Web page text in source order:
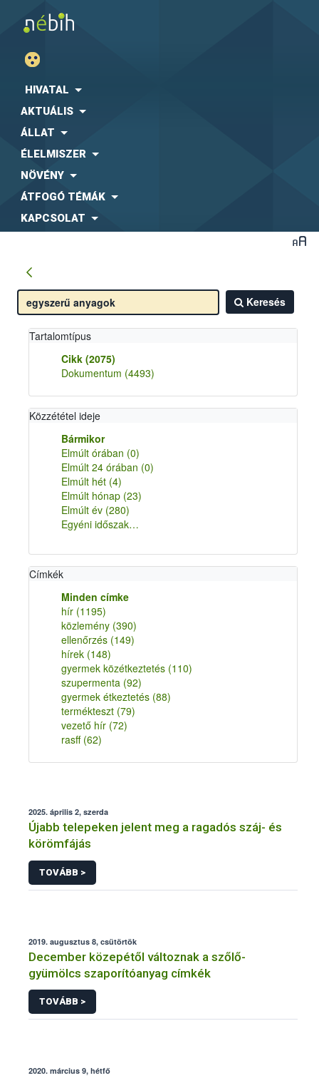
HIVATAL
AKTUÁLIS
ÁLLAT
ÉLELMISZER
NÖVÉNY
ÁTFOGÓ TÉMÁK
KAPCSOLAT
Keresés
Tartalomtípus
Cikk (2075)
Dokumentum (4493)
Közzététel ideje
Bármikor
Elmúlt órában (0)
Elmúlt 24 órában (0)
Elmúlt hét (4)
Elmúlt hónap (23)
Elmúlt év (280)
Egyéni időszak…
Címkék
Minden címke
hír (1195)
közlemény (390)
ellenőrzés (149)
hírek (148)
gyermek közétkeztetés (110)
szupermenta (92)
gyermek étkeztetés (88)
termékteszt (79)
vezető hír (72)
rasff (62)
2025. április 2, szerda
Újabb telepeken jelent meg a ragadós száj- és
körömfájás
TOVÁBB >
2019. augusztus 8, csütörtök
December közepétől változnak a szőlő-
gyümölcs szaporítóanyag címkék
TOVÁBB >
2020. március 9, hétfő